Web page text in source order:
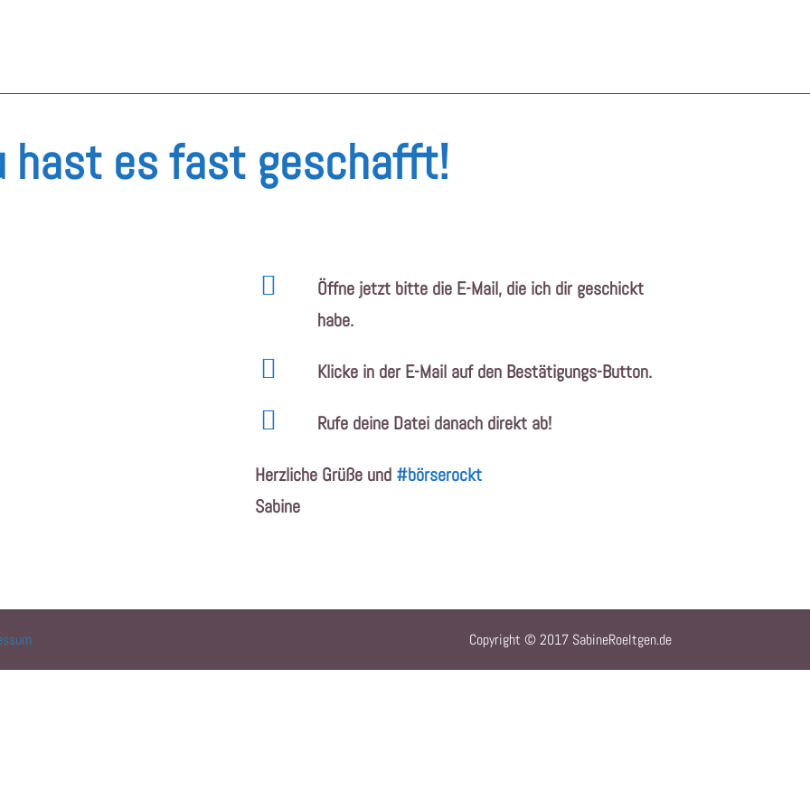
hast es fast geschafft!
Öffne jetzt bitte die E-Mail, die ich dir geschickt
habe.
Klicke in der E-Mail auf den Bestätigungs-Button.
Rufe deine Datei danach direkt ab!
Herzliche Grüße und #börserockt
Sabine
Copyright © 2017 SabineRoeltgen.de